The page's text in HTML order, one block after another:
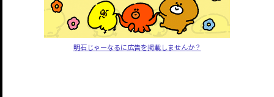
明石じゃーなるに広告を掲載しませんか？